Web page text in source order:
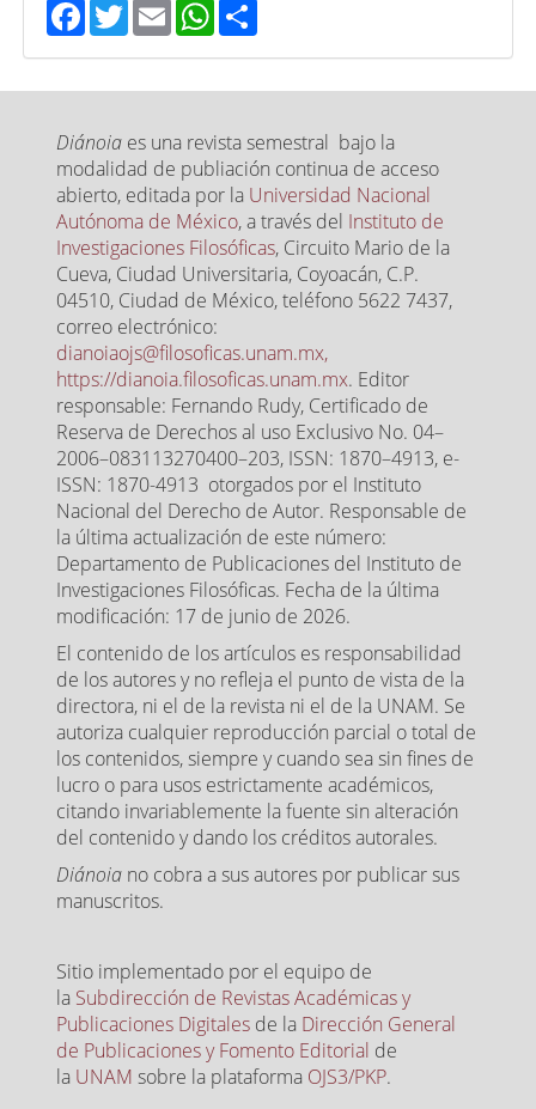
Facebook
TwitterEmailWhatsApp
Share
Diánoia es una revista semestral bajo la
modalidad de publiación continua de acceso
abierto, editada por la Universidad Nacional
Autónoma de México, a través del Instituto de
Investigaciones Filosóficas, Circuito Mario de la
Cueva, Ciudad Universitaria, Coyoacán, C.P.
04510, Ciudad de México, teléfono 5622 7437,
correo electrónico:
dianoiaojs@filosoficas.unam.mx,
https://dianoia.filosoficas.unam.mx. Editor
responsable: Fernando Rudy, Certificado de
Reserva de Derechos al uso Exclusivo No. 04–
2006–083113270400–203, ISSN: 1870–4913, e-
ISSN: 1870-4913 otorgados por el Instituto
Nacional del Derecho de Autor. Responsable de
la última actualización de este número:
Departamento de Publicaciones del Instituto de
Investigaciones Filosóficas. Fecha de la última
modificación: 17 de junio de 2026.
El contenido de los artículos es responsabilidad
de los autores y no refleja el punto de vista de la
directora, ni el de la revista ni el de la UNAM. Se
autoriza cualquier reproducción parcial o total de
los contenidos, siempre y cuando sea sin fines de
lucro o para usos estrictamente académicos,
citando invariablemente la fuente sin alteración
del contenido y dando los créditos autorales.
Diánoia no cobra a sus autores por publicar sus
manuscritos.
Sitio implementado por el equipo de
la Subdirección de Revistas Académicas y
Publicaciones Digitales de la Dirección General
de Publicaciones y Fomento Editorial de
la UNAM sobre la plataforma OJS3/PKP.